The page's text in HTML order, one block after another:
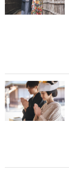
華雅苑水戸店の基本プ
ります。是非、他社様
➡➡➡口コミ必見です！
和装 白無垢or色打掛
※衣裳差額が発生する
♡ブーケ/ガーランド等
華雅苑水戸店の基本プ